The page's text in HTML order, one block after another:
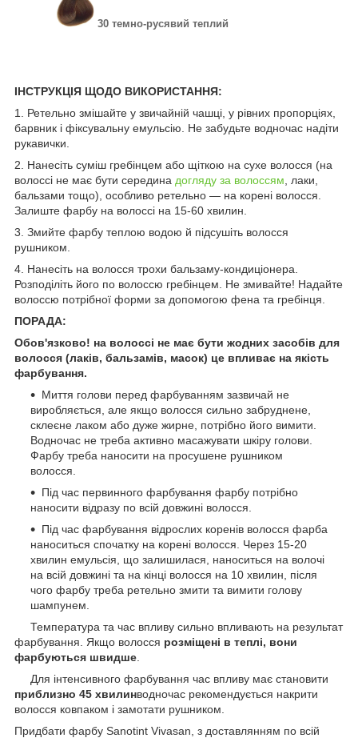
30 темно-русявий теплий
ІНСТРУКЦІЯ ЩОДО ВИКОРИСТАННЯ:
1. Ретельно змішайте у звичайній чашці, у рівних пропорціях,
барвник і фіксувальну емульсію. Не забудьте водночас надіти
рукавички.
2. Нанесіть суміш гребінцем або щіткою на сухе волосся (на
волоссі не має бути середина догляду за волоссям , лаки,
бальзами тощо), особливо ретельно — на корені волосся.
Залиште фарбу на волоссі на 15-60 хвилин.
3. Змийте фарбу теплою водою й підсушіть волосся
рушником.
4. Нанесіть на волосся трохи бальзаму-кондиціонера.
Розподіліть його по волоссю гребінцем. Не змивайте! Надайте
волоссю потрібної форми за допомогою фена та гребінця.
ПОРАДА:
Обов'язково! на волоссі не має бути жодних засобів для
волосся (лаків, бальзамів, масок) це впливає на якість
фарбування.
Миття голови перед фарбуванням зазвичай не
виробляється, але якщо волосся сильно забруднене,
склеєне лаком або дуже жирне, потрібно його вимити.
Водночас не треба активно масажувати шкіру голови.
Фарбу треба наносити на просушене рушником
волосся.
Під час первинного фарбування фарбу потрібно
наносити відразу по всій довжині волосся.
Під час фарбування відрослих коренів волосся фарба
наноситься спочатку на корені волосся. Через 15-20
хвилин емульсія, що залишилася, наноситься на волочі
на всій довжині та на кінці волосся на 10 хвилин, після
чого фарбу треба ретельно змити та вимити голову
шампунем.
Температура та час впливу сильно впливають на результат
фарбування. Якщо волосся розміщені в теплі, вони
фарбуються швидше
Для інтенсивного фарбування час впливу має становити
приблизно 45 хвилинводночас рекомендується накрити
волосся ковпаком і замотати рушником.
Придбати фарбу Sanotint Vivasan, з доставлянням по всій